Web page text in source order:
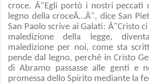
croce. Â"Egli portò i nostri peccati
legno della croceÂ…Â", dice San
San Paolo scrive ai Galati: Â"Cristo
maledizione della legge,
maledizione per noi, come sta
pende dal legno, perché in Cristo
di Abramo passasse alle genti e
promessa dello Spirito mediante la